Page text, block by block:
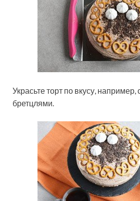
Украсьте торт по вкусу,
бретцлями.